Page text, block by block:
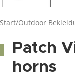
Start/Outdoor
Patch
horns